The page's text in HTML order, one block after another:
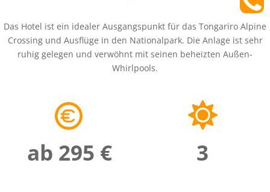
Das Hotel ist ein idealer Ausgangspunkt für das Tongariro Alpine
Crossing und Ausflüge in den Nationalpark. Die Anlage ist sehr
ruhig gelegen und verwöhnt mit seinen beheizten Außen-
Whirlpools.
ab 295 € 3